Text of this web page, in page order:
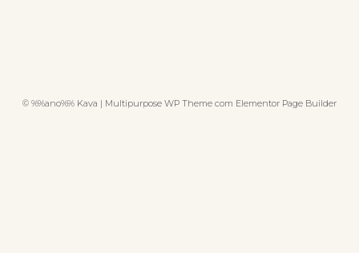
© %%ano%% Kava | Multipurpose WP Theme com Elementor Page Builder